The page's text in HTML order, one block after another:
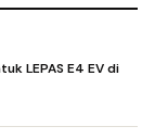
LEPAS E4 EV di